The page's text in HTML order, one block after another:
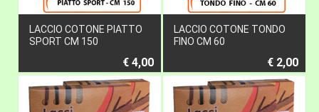
LACCIO COTONE PIATTO
SPORT CM 150
€ 4,00
LACCIO COTONE TONDO
FINO CM 60
€ 2,00